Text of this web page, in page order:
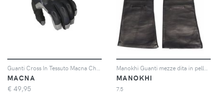
MACNA
€ 49,95
MANOKHI
7.5